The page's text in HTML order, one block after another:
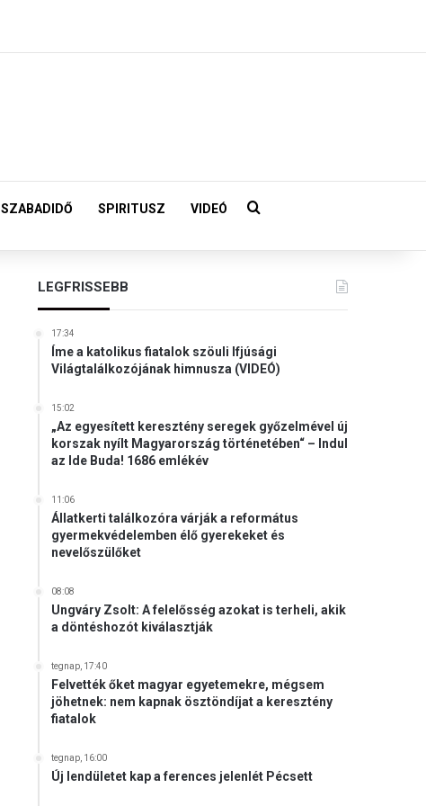
SZABADIDŐ SPIRITUSZ VIDEÓ Keresés:
LEGFRISSEBB
17:34
Íme a katolikus fiatalok szöuli Ifjúsági
Világtalálkozójának himnusza (VIDEÓ)
15:02
„Az egyesített keresztény seregek győzelmével új
korszak nyílt Magyarország történetében“ – Indul
az Ide Buda! 1686 emlékév
11:06
Állatkerti találkozóra várják a református
gyermekvédelemben élő gyerekeket és
nevelőszülőket
08:08
Ungváry Zsolt: A felelősség azokat is terheli, akik
a döntéshozót kiválasztják
tegnap, 17:40
Felvették őket magyar egyetemekre, mégsem
jöhetnek: nem kapnak ösztöndíjat a keresztény
fiatalok
tegnap, 16:00
Új lendületet kap a ferences jelenlét Pécsett